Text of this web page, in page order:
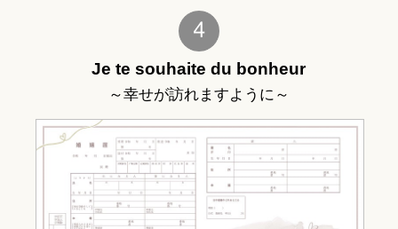
Je te souhaite du bonheur
～幸せが訪れますように～